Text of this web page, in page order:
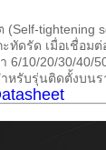
tightening
ทัดรัด เมื่อเชื่อมต่
6/10/20/30/40/
หรับรุ่นติดตั้งบน